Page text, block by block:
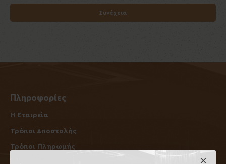
Συνέχεια
Πληροφορίες
Η Εταιρεία
Τρόποι Αποστολής
Τρόποι Πληρωμής